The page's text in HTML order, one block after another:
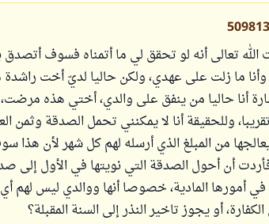
509813
الله تعالى أنه لو تحقق لي ما أتمناه فسوف
وأنا ما زلت على عهدي، ولكن حاليا لديّ أخت
أنا حاليا من ينفق على والدي، أختي هذه
وللحقيقة أنا لا يمكنني تحمل الصدقة
من المبلغ الذي أرسله لهم كل شهر لأن هذا
فأردت أن أحول الصدقة التي نويتها في الأول إلى
أمورها المادية، خصوصا أنها ووالدي ليس
أو يجوز تاخير النذر إلى السنة المقبلة؟